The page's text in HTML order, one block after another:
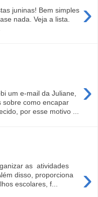
›
juninas! Bem simples
nada. Veja a lista.
›
um e-mail da Juliane,
sobre como encapar
por esse motivo ...
›
as atividades
disso, proporciona
escolares, f...